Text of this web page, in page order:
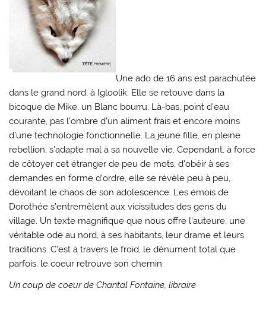
Une ado de 16 ans est parachutée
dans le grand nord, à Igloolik. Elle se retouve dans la
bicoque de Mike, un Blanc bourru. Là-bas, point d’eau
courante, pas l’ombre d’un aliment frais et encore moins
d’une technologie fonctionnelle. La jeune fille, en pleine
rebellion, s’adapte mal à sa nouvelle vie. Cependant, à force
de côtoyer cet étranger de peu de mots, d’obéir à ses
demandes en forme d’ordre, elle se révèle peu à peu,
dévoilant le chaos de son adolescence. Les émois de
Dorothée s’entremêlent aux vicissitudes des gens du
village. Un texte magnifique que nous offre l’auteure, une
véritable ode au nord, à ses habitants, leur drame et leurs
traditions. C’est à travers le froid, le dénument total que
parfois, le coeur retrouve son chemin.
Un coup de coeur de Chantal Fontaine, libraire